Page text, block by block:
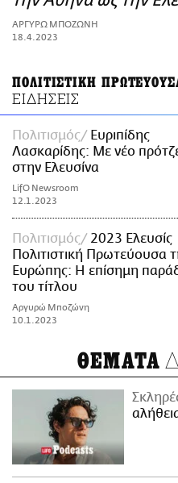
ΑΜΠΑ
PRINT
ΑΡΓΥΡΩ ΜΠΟΖΩΝΗ
18.4.2023
ΠΟΛΙΤΙΣΤΙΚΗ
ΕΙΔΗΣΕΙΣ
Πολιτισμός
Ευριπίδης
Λασκαρίδης: Με νέο
στην Ελευσίνα
LifO Newsroom
12.1.2023
Πολιτισμός
2023 Ελευσίς
Πολιτιστική Πρωτεύουσα
Ευρώπης: Η επίσημη
του τίτλου
Αργυρώ Μποζώνη
10.1.2023
ΘΕΜΑΤΑ